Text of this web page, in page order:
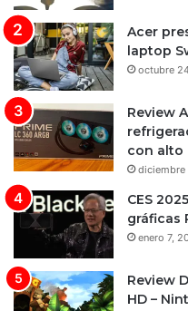
Acer
laptop
octubre
Review
con alto
diciembre
CES
gráficas
enero 7,
Review
HD –